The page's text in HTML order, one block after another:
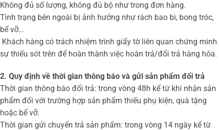
Không đủ số lượng, không đủ bộ như trong đơn hàng.
Tình trạng bên ngoài bị ảnh hưởng như rách bao bì, bong tróc,
bể vỡ…
Khách hàng có trách nhiệm trình giấy tờ liên quan chứng minh
sự thiếu sót trên để hoàn thành việc hoàn trả/đổi trả hàng hóa.
2. Quy định về thời gian thông báo và gửi sản phẩm đổi trả
Thời gian thông báo đổi trả: trong vòng 48h kể từ khi nhận sản
phẩm đối với trường hợp sản phẩm thiếu phụ kiện, quà tặng
hoặc bể vỡ.
Thời gian gửi chuyển trả sản phẩm: trong vòng 14 ngày kể từ